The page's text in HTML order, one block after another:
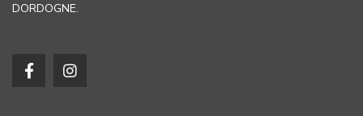
DORDOGNE.